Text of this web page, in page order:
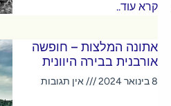
קרא עוד..
אתונה המלצות – חופשה
אורבנית בבירה היוונית
8 בינואר 2024 אין תגובות